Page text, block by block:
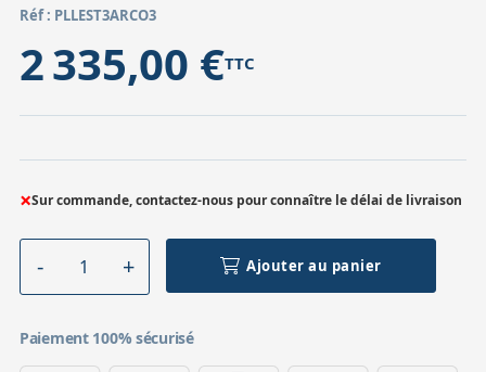
Réf : PLLEST3ARCO3
2 335,00 €TTC
×Sur commande, contactez-nous pour connaître le délai de livraison
Ajouter au panier
Paiement 100% sécurisé